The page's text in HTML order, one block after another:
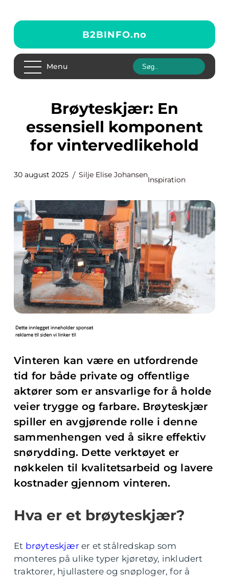
B2BINFO.no
Menu
Brøyteskjær: En
essensiell komponent
for vintervedlikehold
30 august 2025 Silje Elise Johansen
Inspiration
Vinteren kan være en utfordrende
tid for både private og offentlige
aktører som er ansvarlige for å holde
veier trygge og farbare. Brøyteskjær
spiller en avgjørende rolle i denne
sammenhengen ved å sikre effektiv
snørydding. Dette verktøyet er
nøkkelen til kvalitetsarbeid og lavere
kostnader gjennom vinteren.
Hva er et brøyteskjær?
Et brøyteskjærer et stålredskap som
monteres på ulike typer kjøretøy, inkludert
traktorer, hjullastere og snøploger, for å